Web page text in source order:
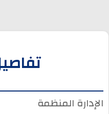
الإدارة المنظمة